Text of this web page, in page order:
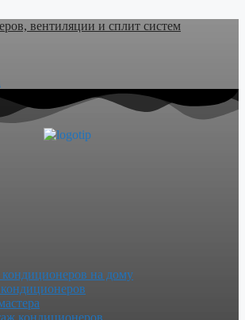
вентиляции и сплит систем
на дому
кондиционеров